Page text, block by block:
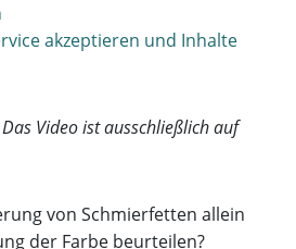
akzeptieren und Inhalte
Video ist ausschließlich auf
von Schmierfetten allein
der Farbe beurteilen?